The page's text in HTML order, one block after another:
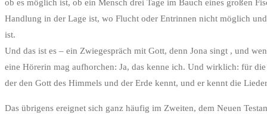
ob es möglich ist, ob ein Mensch drei Tage im Bauch eines großen
Handlung in der Lage ist, wo Flucht oder Entrinnen nicht möglich
ist.
Und das ist es – ein Zwiegespräch mit Gott, denn Jona singt , und
eine Hörerin mag aufhorchen: Ja, das kenne ich. Und wirklich: für
der den Gott des Himmels und der Erde kennt, und er kennt die
Das übrigens ereignet sich ganz häufig im Zweiten, dem Neuen